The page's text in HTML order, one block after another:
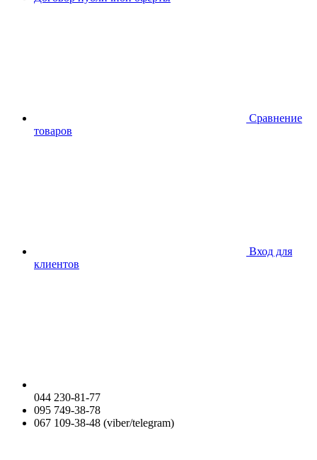
Сравнение
товаров
Вход для
клиентов
044 230-81-77
095 749-38-78
067 109-38-48 (viber/telegram)